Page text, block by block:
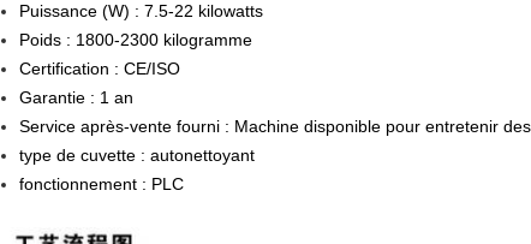
Puissance (W) : 7.5-22 kilowatts
Poids : 1800-2300 kilogramme
Certification : CE/ISO
Garantie : 1 an
Service après-vente fourni : Machine disponible pour entretenir
type de cuvette : autonettoyant
fonctionnement : PLC